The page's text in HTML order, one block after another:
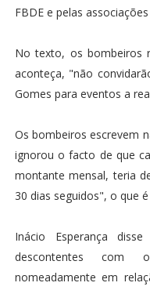
FBDE e pelas
No texto, os bombeiros
aconteça, "não
Gomes para eventos a
Os bombeiros escrevem
ignorou o facto de que
montante mensal, teria
30 dias seguidos", o que
Inácio Esperança
descontentes com
nomeadamente em